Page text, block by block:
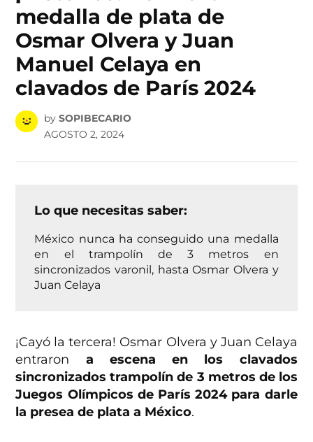
medalla de plata de
Osmar Olvera y Juan
Manuel Celaya en
clavados de París 2024
by SOPIBECARIO
AGOSTO 2, 2024
Lo que necesitas saber:
México nunca ha conseguido una medalla
en el trampolín de 3 metros en
sincronizados varonil, hasta Osmar Olvera y
Juan Celaya
¡Cayó la tercera! Osmar Olvera y Juan Celaya
entraron a escena en los clavados
sincronizados trampolín de 3 metros de los
Juegos Olímpicos de París 2024 para darle
la presea de plata a México.